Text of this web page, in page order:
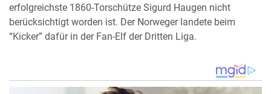
erfolgreichste 1860-Torschütze Sigurd Haugen nicht
berücksichtigt worden ist. Der Norweger landete beim
“Kicker” dafür in der Fan-Elf der Dritten Liga.